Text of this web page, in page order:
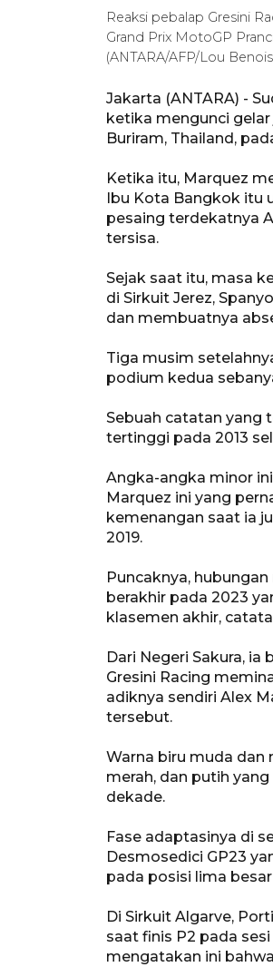
Reaksi pebalap Gresini
Grand Prix MotoGP
(ANTARA/AFP/Lou
Jakarta (ANTARA) -
ketika mengunci
Buriram, Thailand,
Ketika itu, Marquez
Ibu Kota Bangkok itu
pesaing terdekatnya
tersisa.
Sejak saat itu, masa
di Sirkuit Jerez,
dan membuatnya
Tiga musim
podium kedua
Sebuah catatan yang
tertinggi pada 2013
Angka-angka minor
Marquez ini yang
kemenangan saat ia
2019.
Puncaknya,
berakhir pada 2023
klasemen akhir,
Dari Negeri Sakura,
Gresini Racing
adiknya sendiri Alex
tersebut.
Warna biru muda dan
merah, dan putih
dekade.
Fase adaptasinya di
Desmosedici GP23
pada posisi lima
Di Sirkuit Algarve,
saat finis P2 pada
mengatakan ini